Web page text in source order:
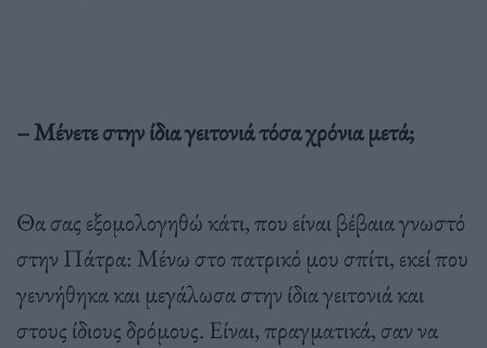
– Μένετε στην ίδια γειτονιά τόσα χρόνια μετά;
Θα σας εξομολογηθώ κάτι, που είναι βέβαια γνωστό
στην Πάτρα: Μένω στο πατρικό μου σπίτι, εκεί που
γεννήθηκα και μεγάλωσα στην ίδια γειτονιά και
στους ίδιους δρόμους. Είναι, πραγματικά, σαν να